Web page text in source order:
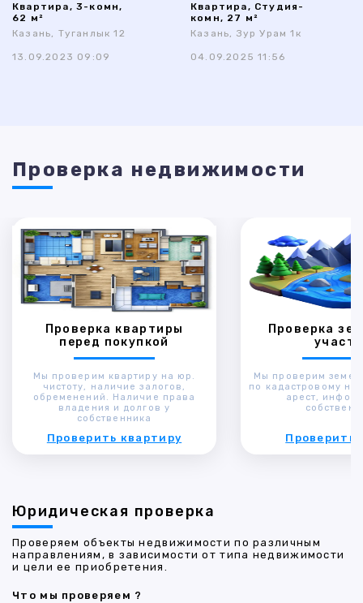
Квартира, 3-комн,
62 м²
Казань, Туганлык 12
13.09.2023 09:09
Квартира, Студия-
комн, 27 м²
Казань, Зур Урам 1к
04.09.2025 11:56
Проверка недвижимости
Проверка квартиры
перед покупкой
Мы проверим квартиру на юр.
чистоту, наличие залогов,
обременений. Наличие права
владения и долгов у
собственника
Проверить квартиру
Проверка
Мы проверим
по кадастровому
арест,
Проверить
Юридическая проверка
Проверяем объекты недвижимости по различным
направлениям, в зависимости от типа недвижимости
и цели ее приобретения.
Что мы проверяем ?